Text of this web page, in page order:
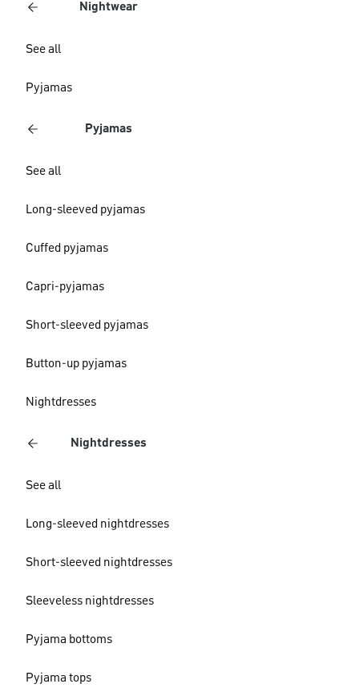
Nightwear
See all
Pyjamas
Pyjamas
See all
Long-sleeved pyjamas
Cuffed pyjamas
Capri-pyjamas
Short-sleeved pyjamas
Button-up pyjamas
Nightdresses
Nightdresses
See all
Long-sleeved nightdresses
Short-sleeved nightdresses
Sleeveless nightdresses
Pyjama bottoms
Pyjama tops